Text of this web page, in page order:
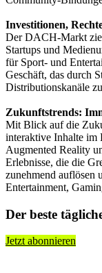
Investitionen,
Der DACH-Markt
Startups und
für Sport- und
Geschäft, das durch
Distributionskanäle
Zukunftstrends:
Mit Blick auf die
interaktive Inhalte im
Augmented Reality
Erlebnisse, die die
zunehmend auflösen
Entertainment,
Der beste
Jetzt abonnieren